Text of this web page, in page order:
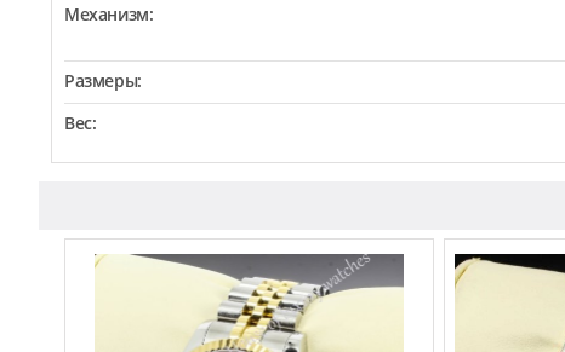
Механизм:
Размеры:
Вес: